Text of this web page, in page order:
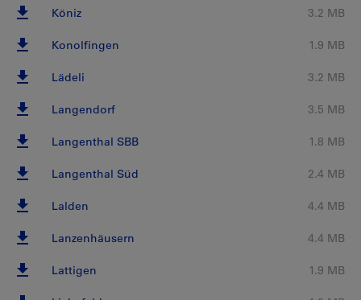
3.2 MB
Köniz
1.9 MB
Konolfingen
3.2 MB
Lädeli
3.5 MB
Langendorf
1.8 MB
Langenthal SBB
2.4 MB
Langenthal Süd
4.4 MB
Lalden
4.4 MB
Lanzenhäusern
1.9 MB
Lattigen